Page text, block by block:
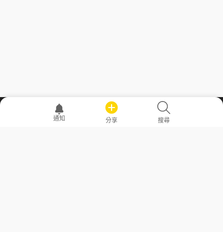
職場透明化運動
通知 分享 搜尋